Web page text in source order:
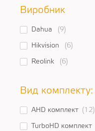
Виробник
Dahua (9)
Hikvision (6)
Reolink (6)
Вид комплекту:
AHD комплект (12)
TurboHD комплект